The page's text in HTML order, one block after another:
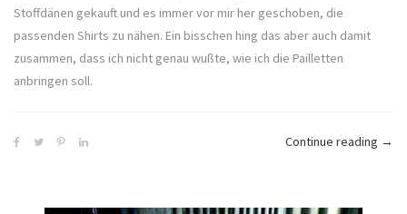
Stoffdänen gekauft und es immer vor mir her geschoben, die
passenden Shirts zu nähen. Ein bisschen hing das aber auch damit
zusammen, dass ich nicht genau wußte, wie ich die Pailletten
anbringen soll.
Continue reading →